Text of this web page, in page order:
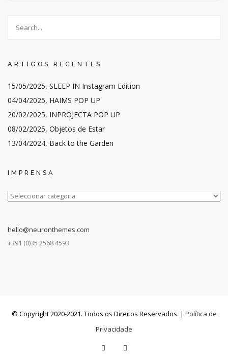
ARTIGOS RECENTES
15/05/2025, SLEEP IN Instagram Edition
04/04/2025, HAIMS POP UP
20/02/2025, INPROJECTA POP UP
08/02/2025, Objetos de Estar
13/04/2024, Back to the Garden
IMPRENSA
IMPRENSA
hello@neuronthemes.com
+391 (0)35 2568 4593
© Copyright 2020-2021. Todos os Direitos Reservados | Política de
Privacidade